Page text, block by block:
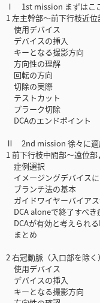
Ⅰ 1st mission まずはこ
1 左主幹部〜前下行枝
使用デバイス
デバイスの挿入
キーとなる撮影方向
方向性の理解
回転の方向
切除の実際
テストカット
プラーク切除
DCAのエンドポイント
Ⅱ 2nd mission 徐々に
1 前下行枝中間部〜遠
症例選択
イメージングデバイス
ブランチ法の基本
ガイドワイヤーバイア
DCA aloneで終了すべ
DCAが有効と考えられ
まとめ
2 右冠動脈（入口部を
使用デバイス
デバイスの挿入
キーとなる撮影方向